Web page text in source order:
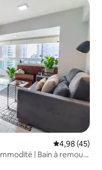
appréciés
Évaluation
4,98 (45)
| Bain à remous